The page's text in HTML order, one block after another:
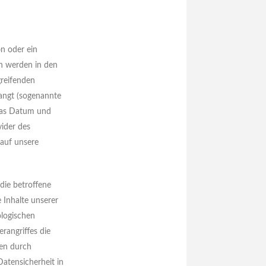
oder ein
werden in den
(sogenannte
Datum und
des
unsere
betroffene
Inhalte unserer
die
durch
in